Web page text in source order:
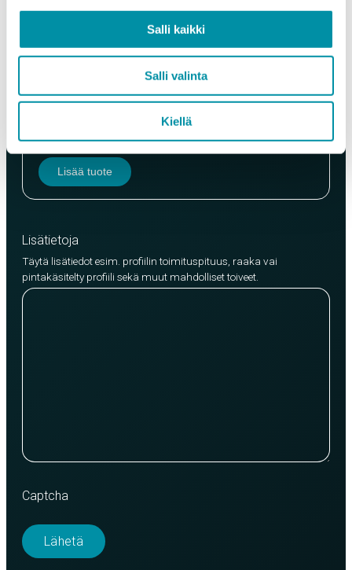
Salli kaikki
Salli valinta
Kiellä
EN AW-6082 (min. 500kg)
Lisää tuote
Lisätietoja
Täytä lisätiedot esim. profiilin toimituspituus, raaka vai
pintakäsitelty profiili sekä muut mahdolliset toiveet.
Captcha